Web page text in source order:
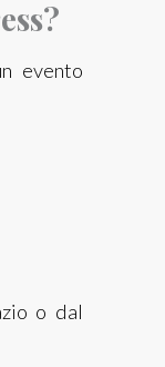
evento
o dal